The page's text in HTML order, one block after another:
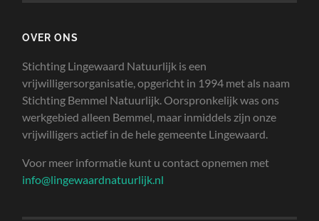
OVER ONS
Stichting Lingewaard Natuurlijk is een
vrijwilligersorganisatie, opgericht in 1994 met als naam
Stichting Bemmel Natuurlijk. Oorspronkelijk was ons
werkgebied alleen Bemmel, maar inmiddels zijn onze
vrijwilligers actief in de hele gemeente Lingewaard.
Voor meer informatie kunt u contact opnemen met
info@lingewaardnatuurlijk.nl